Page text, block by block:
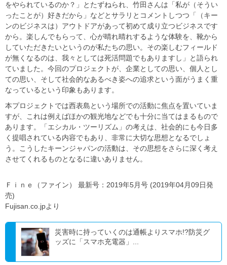
をやられているのか？」とたずねられ、竹田さんは「私が（そうい
ったことが）好きだから」などとサラリとコメントしつつ「（キー
ンのビジネスは）アウトドアがあって初めて成り立つビジネスです
から。楽しんでもらって、心が晴れ晴れするような体験を、靴から
していただきたいというのが私たちの思い。その楽しむフィールド
が無くなるのは、我々としては死活問題でもありますし」と語られ
ていました。今回のプロジェクトが、企業としての思い、個人とし
ての思い、そして社会的なあるべき姿への追求という面がうまく重
なっているという印象もあります。
本プロジェクトでは西表島という場所での活動に焦点を置いていま
すが、これは例えばほかの観光地などでも十分に当てはまるもので
あります。「エシカル・ツーリズム」の考えは、社会的にも今日多
く提唱されている内容でもあり、非常に大切な思想となるでしょ
う。こうしたキーンジャパンの活動は、その思想をさらに深く考え
させてくれるものとなるに違いありません。
Ｆｉｎｅ（ファイン） 最新号：2019年5月号 (2019年04月09日発
売)
Fujisan.co.jpより
災害時に持っていくのは通帳よりスマホ!?防災グ
ッズに「スマホ充電器」...